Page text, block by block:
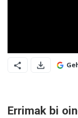
Errimak bi